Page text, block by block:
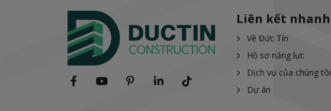
Liên kết nhanh
Về Đức Tín
Hồ sơ năng lực
Dịch vụ của chúng tôi
Dự án